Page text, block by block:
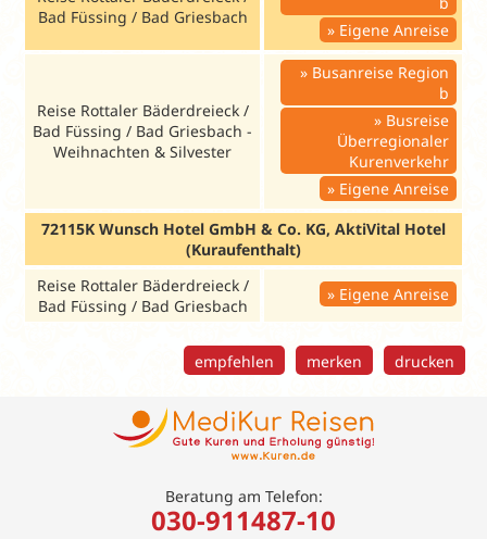
Bad Füssing / Bad Griesbach
Eigene Anreise
Reise Rottaler Bäderdreieck /
Bad Füssing / Bad Griesbach -
Weihnachten & Silvester
Busanreise Region
b
Busreise
Überregionaler
Kurenverkehr
Eigene Anreise
72115K Wunsch Hotel GmbH & Co. KG, AktiVital Hotel
(Kuraufenthalt)
Reise Rottaler Bäderdreieck /
Bad Füssing / Bad Griesbach
Eigene Anreise
drucken
merken
empfehlen
Beratung am Telefon:
030-911487-10